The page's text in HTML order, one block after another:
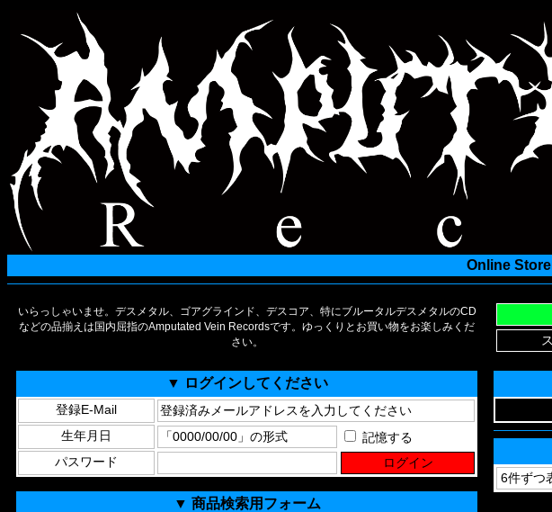
Online Store
いらっしゃいませ。デスメタル、ゴアグラインド、デスコア、特にブルータルデスメタルのCD
などの品揃えは国内屈指のAmputated Vein Recordsです。ゆっくりとお買い物をお楽しみくだ
さい。
▼ ログインしてください
登録E-Mail
生年月日
記憶する
パスワード
▼ 商品検索用フォーム